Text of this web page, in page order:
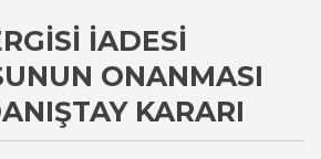
İADESI
ONANMASI
KARARI